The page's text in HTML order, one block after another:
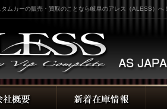
ムカーの販売・買取のことなら岐阜のアレス（ALESS）へ